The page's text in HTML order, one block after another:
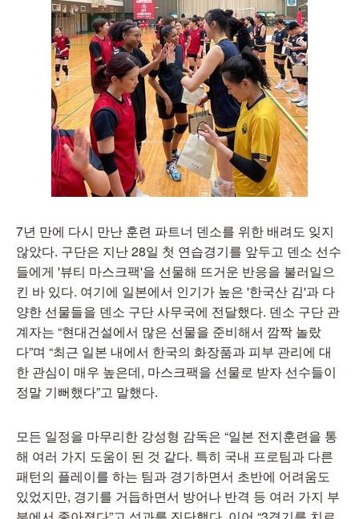
7년 만에 다시 만난 훈련 파트너 덴소를 위한 배려도 잊지
않았다. 구단은 지난 28일 첫 연습경기를 앞두고 덴소 선수
들에게 '뷰티 마스크팩'을 선물해 뜨거운 반응을 불러일으
킨 바 있다. 여기에 일본에서 인기가 높은 '한국산 김'과 다
양한 선물들을 덴소 구단 사무국에 전달했다. 덴소 구단 관
계자는 “현대건설에서 많은 선물을 준비해서 깜짝 놀랐
다”며 “최근 일본 내에서 한국의 화장품과 피부 관리에 대
한 관심이 매우 높은데, 마스크팩을 선물로 받자 선수들이
정말 기뻐했다”고 말했다.
모든 일정을 마무리한 강성형 감독은 “일본 전지훈련을 통
해 여러 가지 도움이 된 것 같다. 특히 국내 프로팀과 다른
패턴의 플레이를 하는 팀과 경기하면서 초반에 어려움도
있었지만, 경기를 거듭하면서 방어나 반격 등 여러 가지 부